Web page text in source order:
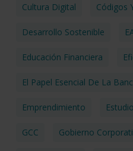
Cultura Digital Códigos
Desarrollo Sostenible
Educación Financiera
El Papel Esencial De La
Emprendimiento
GCC Gobierno